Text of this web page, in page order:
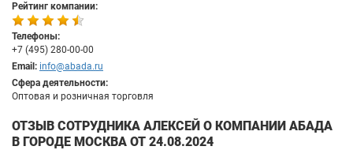
Рейтинг компании:
Телефоны:
+7 (495) 280-00-00
Email: info@abada.ru
Сфера деятельности:
Оптовая и розничная торговля
ОТЗЫВ СОТРУДНИКА АЛЕКСЕЙ О КОМПАНИИ АБАДА
В ГОРОДЕ МОСКВА ОТ 24.08.2024